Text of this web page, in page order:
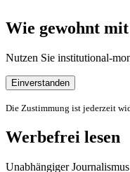
Wie gewohnt
Nutzen Sie institutional-
Einverstanden
Die Zustimmung ist jederzeit
Werbefrei lesen
Unabhängiger